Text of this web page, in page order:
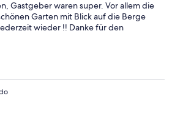
Gastgeber waren super. Vor allem die
Garten mit Blick auf die Berge
wieder !! Danke für den